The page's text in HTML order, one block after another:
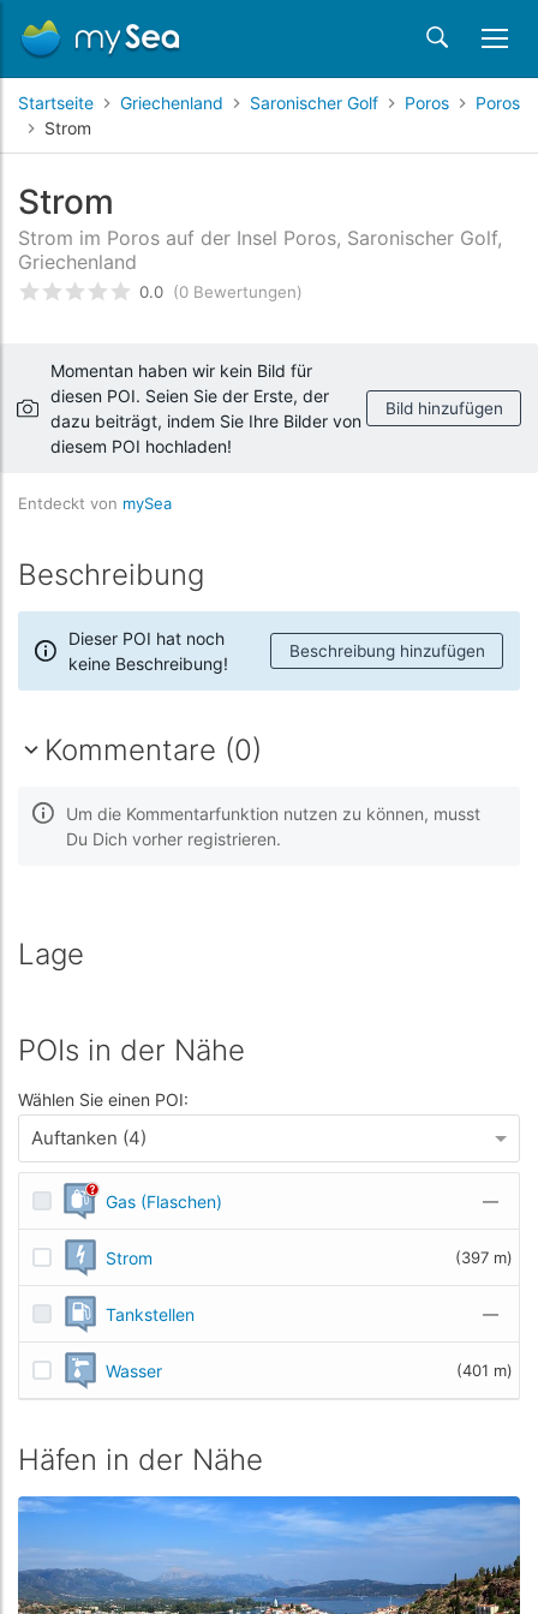
Startseite Griechenland Saronischer Golf Poros
Poros
Strom
Strom
Strom im Poros auf der Insel Poros, Saronischer Golf,
Griechenland
bewertet0 /5 beyogen auf
0.0 (0 Bewertungen)
Momentan haben wir kein Bild für
diesen POI. Seien Sie der Erste, der
dazu beiträgt, indem Sie Ihre Bilder von
diesem POI hochladen!
Bild hinzufügen
Entdeckt von mySea
Beschreibung
Dieser POI hat noch
keine Beschreibung!
Beschreibung hinzufügen
Kommentare (0)
Um die Kommentarfunktion nutzen zu können, musst
Du Dich vorher registrieren.
Lage
POIs in der Nähe
Wählen Sie einen POI:
Auftanken (4)
Gas (Flaschen) —
Strom (397 m)
Tankstellen —
Wasser (401 m)
Häfen in der Nähe